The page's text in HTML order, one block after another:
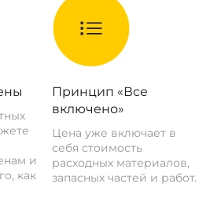
и
как
Принцип «Все
включено»
Цена уже включает в
себя стоимость
расходных материалов,
запасных частей и работ.